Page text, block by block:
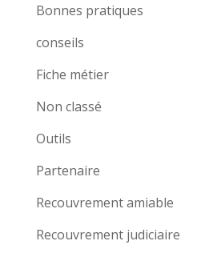
Bonnes pratiques
conseils
Fiche métier
Non classé
Outils
Partenaire
Recouvrement amiable
Recouvrement judiciaire